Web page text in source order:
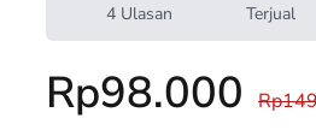
4 Ulasan Terjual
Rp98.000